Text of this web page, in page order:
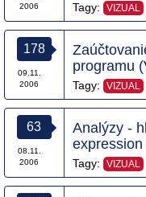
2006
Tagy: VIZUAL
178
09.11.
2006
programu
Tagy: VIZUAL
63
08.11.
2006
Analýzy -
Tagy: VIZUAL